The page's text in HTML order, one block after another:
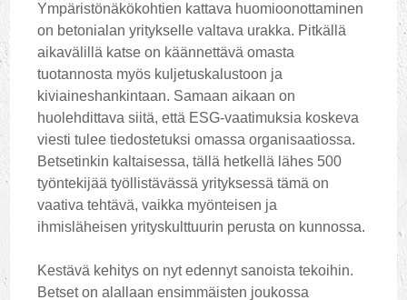
Ympäristönäkökohtien kattava huomioonottaminen
on betonialan yritykselle valtava urakka. Pitkällä
aikavälillä katse on käännettävä omasta
tuotannosta myös kuljetuskalustoon ja
kiviaineshankintaan. Samaan aikaan on
huolehdittava siitä, että ESG-vaatimuksia koskeva
viesti tulee tiedostetuksi omassa organisaatiossa.
Betsetinkin kaltaisessa, tällä hetkellä lähes 500
työntekijää työllistävässä yrityksessä tämä on
vaativa tehtävä, vaikka myönteisen ja
ihmisläheisen yrityskulttuurin perusta on kunnossa.
Kestävä kehitys on nyt edennyt sanoista tekoihin.
Betset on alallaan ensimmäisten joukossa